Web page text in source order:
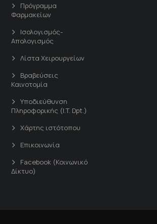
Πρόγραμμα
Φαρμακείων
Ισολογισμός-
Απολογισμός
Λίστα Χειρουργείων
Βραβεύσεις
Καινοτομία
Υποδιεύθυνση
Πληροφορικής (I.T. Dpt.)
Χάρτης ιστότοπου
Επικοινωνία
Facebook (Κοινωνικό
Δίκτυο)